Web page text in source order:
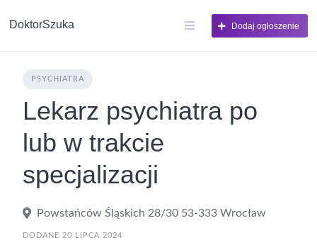
DoktorSzuka Dodaj ogłoszenie
PSYCHIATRA
Lekarz psychiatra po
lub w trakcie
specjalizacji
Powstańców Śląskich 28/30 53-333 Wrocław
DODANE 20 LIPCA 2024